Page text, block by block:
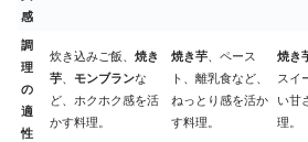
感
調
理
の
適
性
炊き込みご飯、 焼き
芋
モンブランな
ど、ホクホク感を活
かす料理。
焼き芋 、ペース
ト、離乳食など、
ねっとり感を活か
す料理。
焼き
スイ
い甘
理。